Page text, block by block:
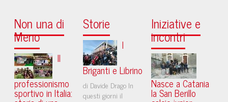
Non una di
Meno
Il
professionismo
sportivo in Italia:
Storie
I
Briganti e Librino
di Davide Drago In
questi giorni il
Iniziative e
incontri
Nasce a Catania
la San Berillo